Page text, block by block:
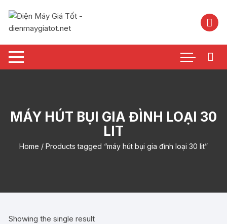
nội
MÁY HÚT BỤI GIA ĐÌNH LOẠI 30
LIT
Home / Products tagged “máy hút bụi gia đình loại 30 lit”
Showing the single result